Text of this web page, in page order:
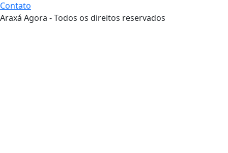
Contato
Araxá Agora - Todos os direitos reservados